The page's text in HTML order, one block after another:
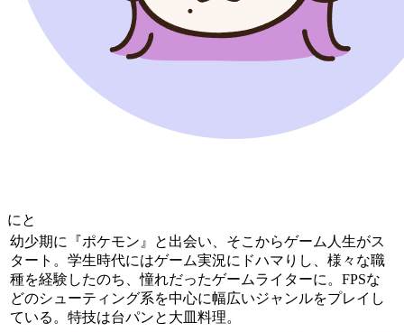
にと
幼少期に『ポケモン』と出会い、そこからゲーム人生がス
タート。学生時代にはゲーム実況にドハマりし、様々な職
種を経験したのち、憧れだったゲームライターに。FPSな
どのシューティング系を中心に幅広いジャンルをプレイし
ている。特技は台パンと大皿料理。